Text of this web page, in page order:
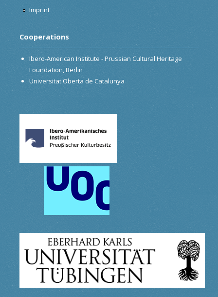
Imprint
Cooperations
Ibero-American Institute - Prussian Cultural Heritage
Foundation, Berlin
Universitat Oberta de Catalunya